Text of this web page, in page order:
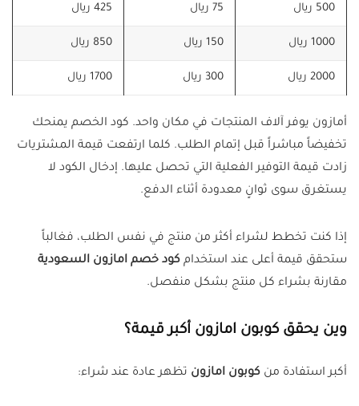
500 ريال 75 ريال 425 ريال
1000 ريال 150 ريال 850 ريال
2000 ريال 300 ريال 1700 ريال
أمازون يوفر آلاف المنتجات في مكان واحد. كود الخصم يمنحك
تخفيضاً مباشراً قبل إتمام الطلب. كلما ارتفعت قيمة المشتريات
زادت قيمة التوفير الفعلية التي تحصل عليها. إدخال الكود لا
يستغرق سوى ثوانٍ معدودة أثناء الدفع.
إذا كنت تخطط لشراء أكثر من منتج في نفس الطلب، فغالباً
ستحقق قيمة أعلى عند استخدام كود خصم امازون السعودية
مقارنة بشراء كل منتج بشكل منفصل.
وين يحقق كوبون امازون أكبر قيمة؟
أكبر استفادة من كوبون امازون تظهر عادة عند شراء: